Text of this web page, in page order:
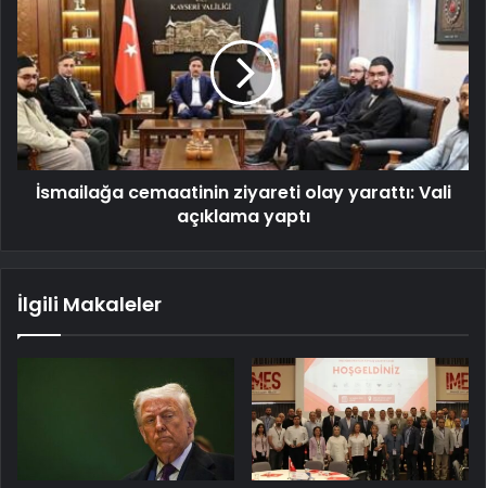
İsmailağa cemaatinin ziyareti olay yarattı: Vali
açıklama yaptı
İlgili Makaleler